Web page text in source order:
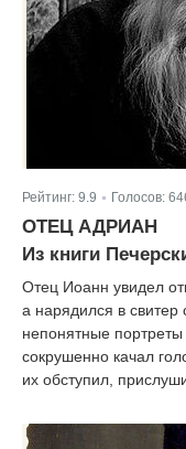
Рейтинг: 9.9 Голосов:
ОТЕЦ АДРИАН
Из книги
Отец Иоанн увидел
а нарядился в
непонятные
сокрушенно качал
их обступил,